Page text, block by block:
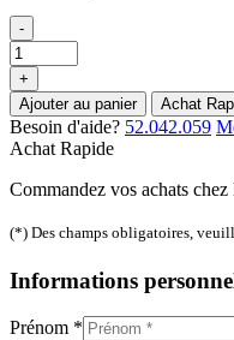
-
+
Ajouter au panier
Achat
Besoin d'aide? 52.042.059
Achat Rapide
Commandez vos achats
(*) Des champs obligatoires,
Informations
Prénom *